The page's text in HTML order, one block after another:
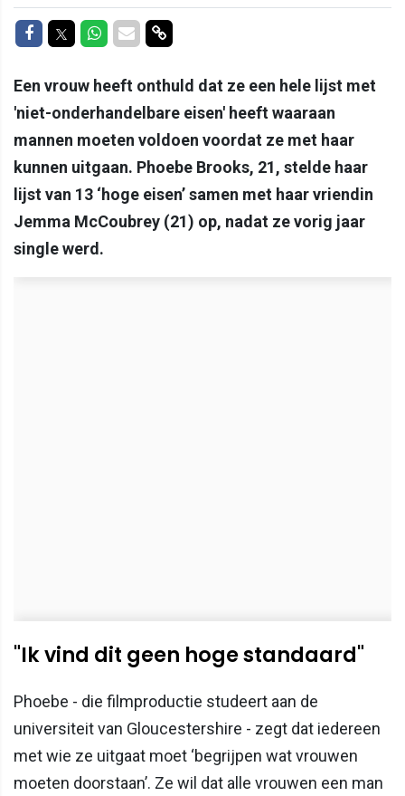
Delen op Facebook
Delen op Twitter
Delen op Whatsapp
Delen via Mail
Delen via link
Een vrouw heeft onthuld dat ze een hele lijst met
'niet-onderhandelbare eisen' heeft waaraan
mannen moeten voldoen voordat ze met haar
kunnen uitgaan. Phoebe Brooks, 21, stelde haar
lijst van 13 ‘hoge eisen’ samen met haar vriendin
Jemma McCoubrey (21) op, nadat ze vorig jaar
single werd.
"Ik vind dit geen hoge standaard"
Phoebe - die filmproductie studeert aan de
universiteit van Gloucestershire - zegt dat iedereen
met wie ze uitgaat moet ‘begrijpen wat vrouwen
moeten doorstaan’. Ze wil dat alle vrouwen een man